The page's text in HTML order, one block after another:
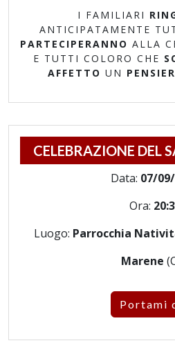
I FAMILIARI
ANTICIPATAMENTE
PARTECIPERANNO ALLA
E TUTTI COLORO CHE
AFFETTO UN
CELEBRAZIONE DEL
Data: 07/
Ora:
Luogo: Parrocchia
Marene
Portami